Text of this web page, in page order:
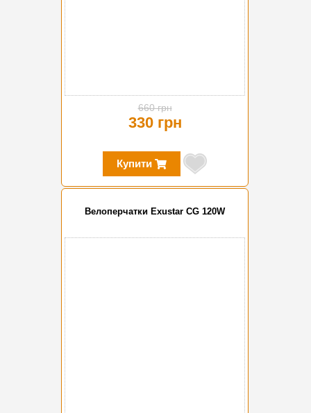
660 грн
330 грн
Купити
Велоперчатки Exustar CG 120W